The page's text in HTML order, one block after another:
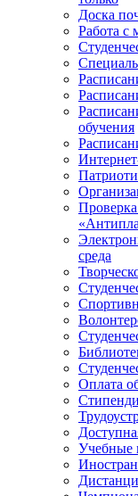
Доска
Работа с
обучения
среда
Оплата
Учебные